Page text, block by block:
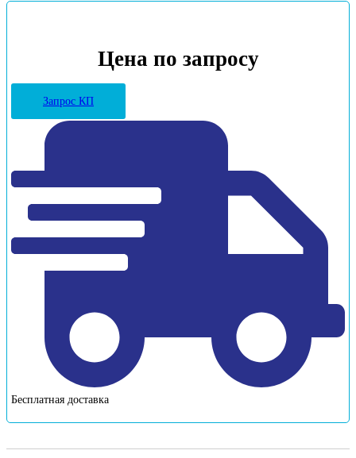
Цена по запросу
Запрос КП
Бесплатная доставка